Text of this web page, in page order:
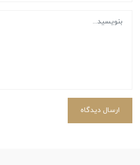
ارسال دیدگاه